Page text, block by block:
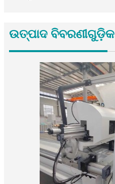
ଉତ୍ପାଦ ବିବରଣୀଗୁଡ଼ିକ